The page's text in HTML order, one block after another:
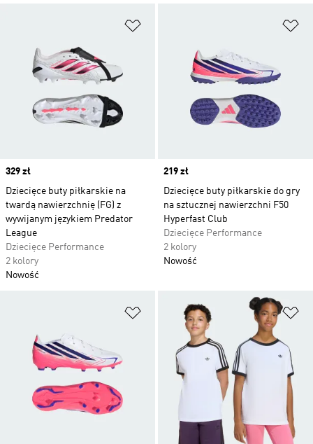
Price
329 zł
Dziecięce buty piłkarskie na
twardą nawierzchnię (FG) z
wywijanym językiem Predator
League
Dziecięce Performance
2 kolory
Nowość
Price
219 zł
Dziecięce buty piłkarskie do gry
na sztucznej nawierzchni F50
Hyperfast Club
Dziecięce Performance
2 kolory
Nowość
Dodaj do listy życzeń